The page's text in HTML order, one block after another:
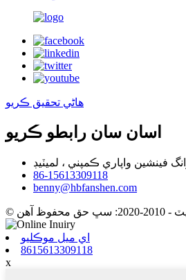
هاڻي تحقيق ڪريو
اسان سان رابطو ڪريو
فينشين واپاري ڪمپني ، لميٽيڊ
86-15613309118
benny@hbfanshen.com
اي ميل موڪليو
8615613309118
x